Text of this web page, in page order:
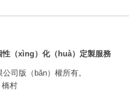
（xìng）化（huà）定製服務
司版（bǎn）權所有。
橋村